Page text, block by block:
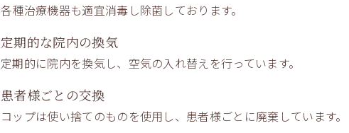
各種治療機器も適宜消毒し除菌しております。
定期的な院内の換気
定期的に院内を換気し、空気の入れ替えを行っています。
患者様ごとの交換
コップは使い捨てのものを使用し、患者様ごとに廃棄しています。